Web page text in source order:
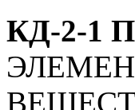
КД-2-1